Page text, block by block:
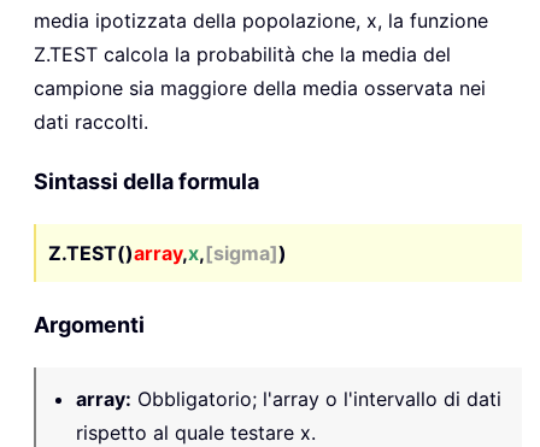
media ipotizzata della popolazione, x, la funzione
Z.TEST calcola la probabilità che la media del
campione sia maggiore della media osservata nei
dati raccolti.
Sintassi della formula
Z.TEST()array,x,[sigma])
Argomenti
array: Obbligatorio; l'array o l'intervallo di dati
rispetto al quale testare x.